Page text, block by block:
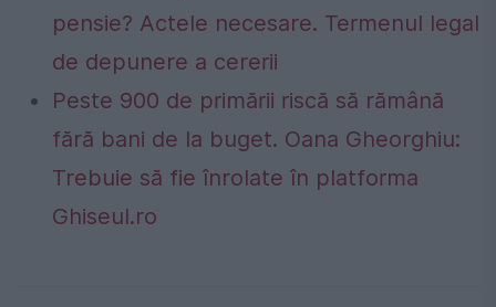
pensie? Actele necesare. Termenul legal
de depunere a cererii
Peste 900 de primării riscă să rămână
fără bani de la buget. Oana Gheorghiu:
Trebuie să fie înrolate în platforma
Ghiseul.ro